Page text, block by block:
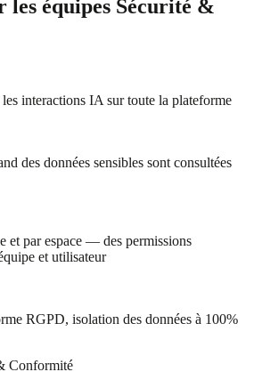
les équipes Sécurité &
interactions IA sur toute la plateforme
des données sensibles sont consultées
et par espace — des permissions
et utilisateur
RGPD, isolation des données à 100%
Conformité